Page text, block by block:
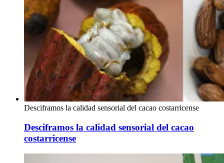
Desciframos la calidad sensorial del cacao costarricense
Desciframos la calidad sensorial del cacao
costarricense